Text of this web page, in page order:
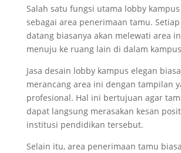
Salah satu fungsi utama lobby
sebagai area penerimaan tamu.
datang biasanya akan melewati area
menuju ke ruang lain di dalam
Jasa desain lobby kampus elegan
merancang area ini dengan tampilan
profesional. Hal ini bertujuan agar
dapat langsung merasakan kesan
institusi pendidikan tersebut.
Selain itu, area penerimaan tamu